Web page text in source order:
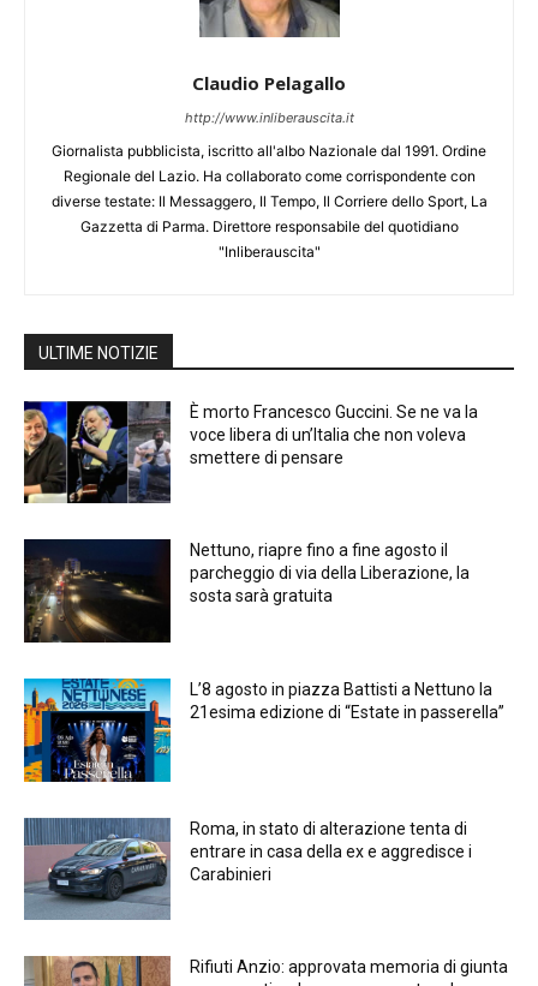
Claudio Pelagallo
http://www.inliberauscita.it
Giornalista pubblicista, iscritto all'albo Nazionale dal 1991. Ordine
Regionale del Lazio. Ha collaborato come corrispondente con
diverse testate: Il Messaggero, Il Tempo, Il Corriere dello Sport, La
Gazzetta di Parma. Direttore responsabile del quotidiano
"Inliberauscita"
ULTIME NOTIZIE
È morto Francesco Guccini. Se ne va la
voce libera di un’Italia che non voleva
smettere di pensare
Nettuno, riapre fino a fine agosto il
parcheggio di via della Liberazione, la
sosta sarà gratuita
L’8 agosto in piazza Battisti a Nettuno la
21esima edizione di “Estate in passerella”
Roma, in stato di alterazione tenta di
entrare in casa della ex e aggredisce i
Carabinieri
Rifiuti Anzio: approvata memoria di giunta